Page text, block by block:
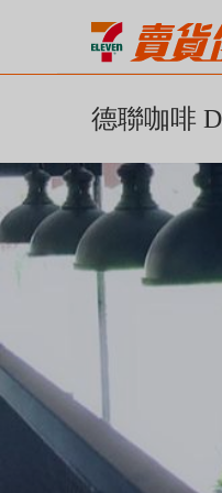
德聯咖啡